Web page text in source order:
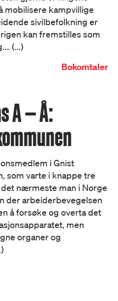
mobilisere kampvillige
sivilbefolkning er
kan fremstilles som
(...)
Bokomtaler
A — Å:
i Gnist
som varte i knappe tre
det nærmeste man i Norge
der arbeiderbevegelsen
å forsøke og overta det
men
organer og